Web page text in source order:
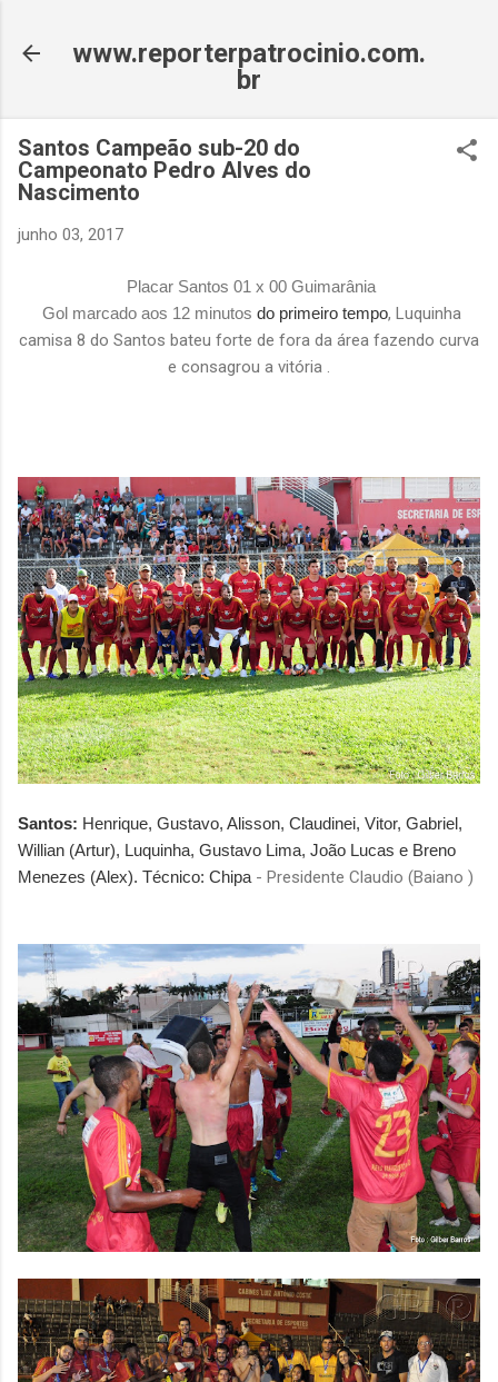
www.reporterpatrocinio.com.
br
Santos Campeão sub-20 do
Campeonato Pedro Alves do
Nascimento
junho 03, 2017
Placar Santos 01 x 00 Guimarânia
Gol marcado aos 12 minutos do primeiro tempo, Luquinha
camisa 8 do Santos bateu forte de fora da área fazendo curva
e consagrou a vitória .
Santos: Henrique, Gustavo, Alisson, Claudinei, Vitor, Gabriel,
Willian (Artur), Luquinha, Gustavo Lima, João Lucas e Breno
Menezes (Alex). Técnico: Chipa- Presidente Claudio (Baiano )